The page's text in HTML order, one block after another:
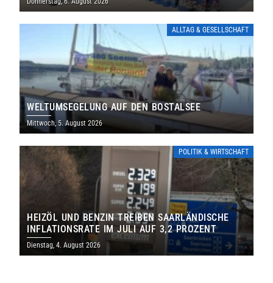
ALLTAG & GESELLSCHAFT
WELTUMSEGELUNG AUF DEN BOSTALSEE
Mittwoch, 5. August 2026
POLITIK & WIRTSCHAFT
HEIZÖL UND BENZIN TREIBEN SAARLÄNDISCHE
INFLATIONSRATE IM JULI AUF 3,2 PROZENT
Dienstag, 4. August 2026